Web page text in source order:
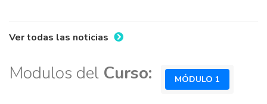
Ver todas las noticias
Modulos del Curso: MÓDULO 1